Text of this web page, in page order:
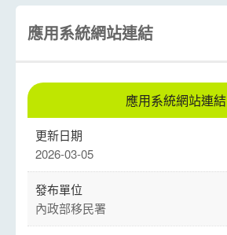
應用系統網站連結
應用系統網站連結
2026-03-05
內政部移民署